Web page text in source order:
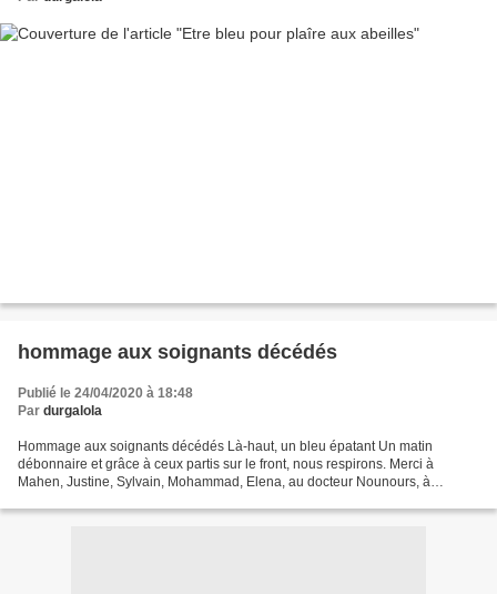
hommage aux soignants décédés
Publié le 24/04/2020 à 18:48
Par durgalola
Hommage aux soignants décédés Là-haut, un bleu épatant Un matin
débonnaire et grâce à ceux partis sur le front, nous respirons. Merci à
Mahen, Justine, Sylvain, Mohammad, Elena, au docteur Nounours, à